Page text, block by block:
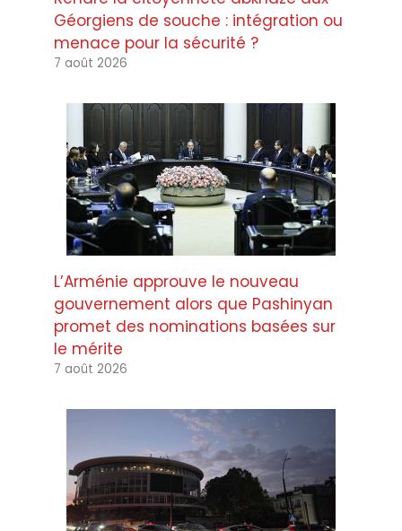
Géorgiens de souche : intégration ou
menace pour la sécurité ?
7 août 2026
L’Arménie approuve le nouveau
gouvernement alors que Pashinyan
promet des nominations basées sur
le mérite
7 août 2026